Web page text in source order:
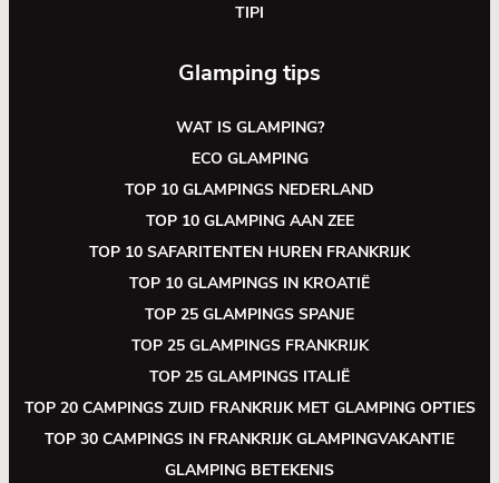
TIPI
Glamping tips
WAT IS GLAMPING?
ECO GLAMPING
TOP 10 GLAMPINGS NEDERLAND
TOP 10 GLAMPING AAN ZEE
TOP 10 SAFARITENTEN HUREN FRANKRIJK
TOP 10 GLAMPINGS IN KROATIË
TOP 25 GLAMPINGS SPANJE
TOP 25 GLAMPINGS FRANKRIJK
TOP 25 GLAMPINGS ITALIË
TOP 20 CAMPINGS ZUID FRANKRIJK MET GLAMPING OPTIES
TOP 30 CAMPINGS IN FRANKRIJK GLAMPINGVAKANTIE
GLAMPING BETEKENIS